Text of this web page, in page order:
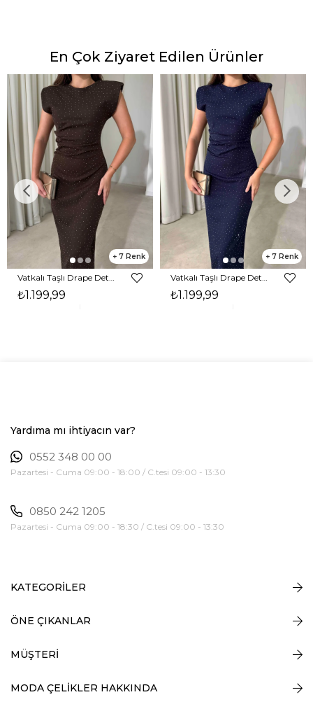
En Çok Ziyaret Edilen Ürünler
7
₺1.199,99
7
₺1.199,99
Yardıma mı ihtiyacın var?
0552 348 00 00
Pazartesi - Cuma 09:00 - 18:00 / C.tesi 09:00 - 13:30
0850 242 1205
Pazartesi - Cuma 09:00 - 18:30 / C.tesi 09:00 - 13:30
KATEGORİLER
ÖNE ÇIKANLAR
MÜŞTERİ
MODA ÇELİKLER HAKKINDA